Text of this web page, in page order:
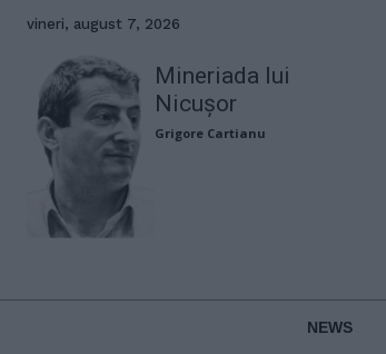
vineri, august 7, 2026
Mineriada lui
Nicușor
Grigore Cartianu
NEWS